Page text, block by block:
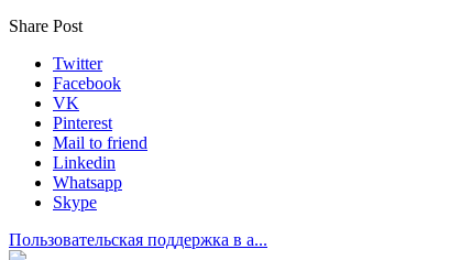
Share Post
Twitter
Facebook
VK
Pinterest
Mail to friend
Linkedin
Whatsapp
Skype
Пользовательская поддержка в а...